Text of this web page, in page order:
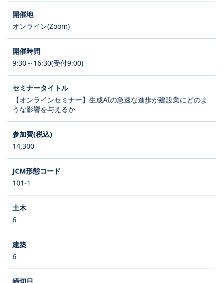
オンライン(Zoom)
9:30～16:30(受付9:00)
【オンラインセミナー】生成AIの急速な進歩が建設業にどのよ
うな影響を与えるか
14,300
101-1
6
6